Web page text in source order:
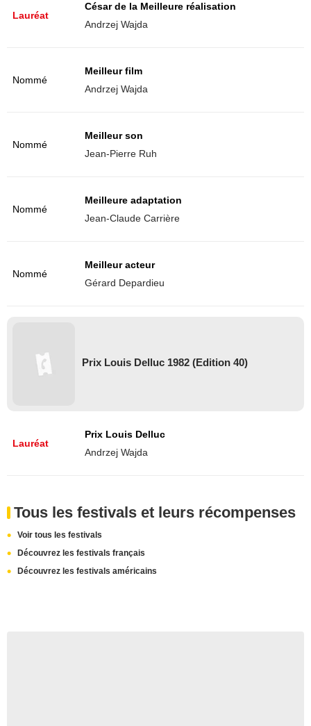
Lauréat
César de la Meilleure réalisation
Andrzej Wajda
Nommé
Meilleur film
Andrzej Wajda
Nommé
Meilleur son
Jean-Pierre Ruh
Nommé
Meilleure adaptation
Jean-Claude Carrière
Nommé
Meilleur acteur
Gérard Depardieu
Prix Louis Delluc 1982 (Edition 40)
Lauréat
Prix Louis Delluc
Andrzej Wajda
Tous les festivals et leurs récompenses
Voir tous les festivals
Découvrez les festivals français
Découvrez les festivals américains